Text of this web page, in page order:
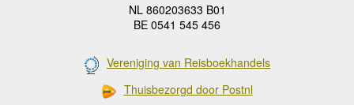
NL 860203633 B01
BE 0541 545 456
Vereniging van Reisboekhandels
Thuisbezorgd door Postnl